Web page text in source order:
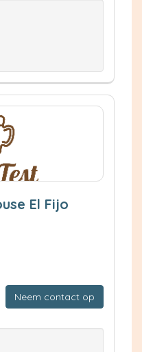
El Fijo
Neem contact op